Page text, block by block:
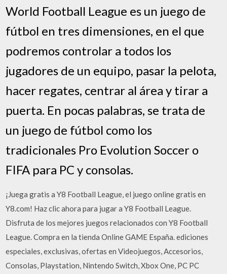
World Football League es un juego de
fútbol en tres dimensiones, en el que
podremos controlar a todos los
jugadores de un equipo, pasar la pelota,
hacer regates, centrar al área y tirar a
puerta. En pocas palabras, se trata de
un juego de fútbol como los
tradicionales Pro Evolution Soccer o
FIFA para PC y consolas.
¡Juega gratis a Y8 Football League, el juego online gratis en
Y8.com! Haz clic ahora para jugar a Y8 Football League.
Disfruta de los mejores juegos relacionados con Y8 Football
League. Compra en la tienda Online GAME España. ediciones
especiales, exclusivas, ofertas en Videojuegos, Accesorios,
Consolas, Playstation, Nintendo Switch, Xbox One, PC PC